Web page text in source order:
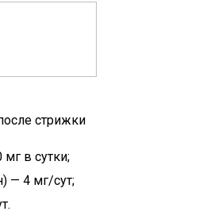
стрижки
в сутки;
— 4 мг/сут;